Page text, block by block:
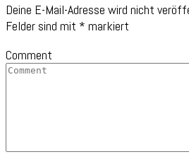
Deine E-Mail-Adresse wird nicht
Felder sind mit * markiert
Comment